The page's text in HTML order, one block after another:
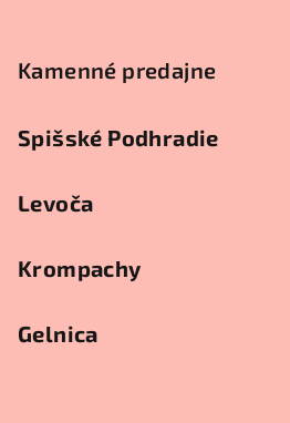
Kamenné predajne
Spišské Podhradie
Levoča
Krompachy
Gelnica